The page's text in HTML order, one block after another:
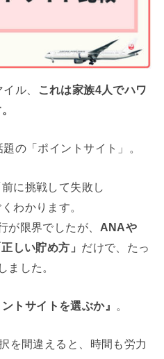
ル、
これは家族4人でハワ
の「ポイントサイト」。
に挑戦して失敗し
わかります。
が限界でしたが、 ANAや
しい貯め方」 だけで、たっ
ました。
ントサイトを選ぶか』 。
を間違えると、時間も労力